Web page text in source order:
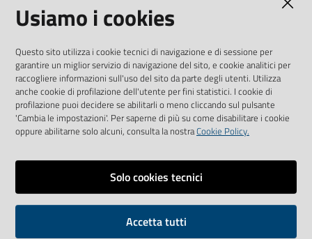
Ente Ospedaliero Ospedali Galliera
Mura delle Cappuccine 14 16128 Genova
Tel. +39 010 56321 CF e P.IVA: 00557720109
www.galliera.it
AMMINISTRAZIONE TRASPARENTE
COLLEGAMENTO AI SOCIAL
YoutubeFacebook
Usiamo i cookies
Questo sito utilizza i cookie tecnici di navigazione e di sessione per
garantire un miglior servizio di navigazione del sito, e cookie analitici per
raccogliere informazioni sull'uso del sito da parte degli utenti. Utilizza
anche cookie di profilazione dell'utente per fini statistici. I cookie di
profilazione puoi decidere se abilitarli o meno cliccando sul pulsante
'Cambia le impostazioni'. Per saperne di più su come disabilitare i cookie
oppure abilitarne solo alcuni, consulta la nostraCookie Policy.
Solo cookies tecnici
Accetta tutti